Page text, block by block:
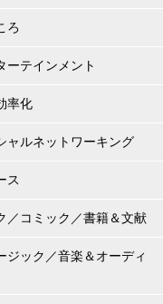
ろ
ーテインメント
率化
ャルネットワーキング
ス
／コミック／書籍＆文献
ジック／音楽＆オーディ